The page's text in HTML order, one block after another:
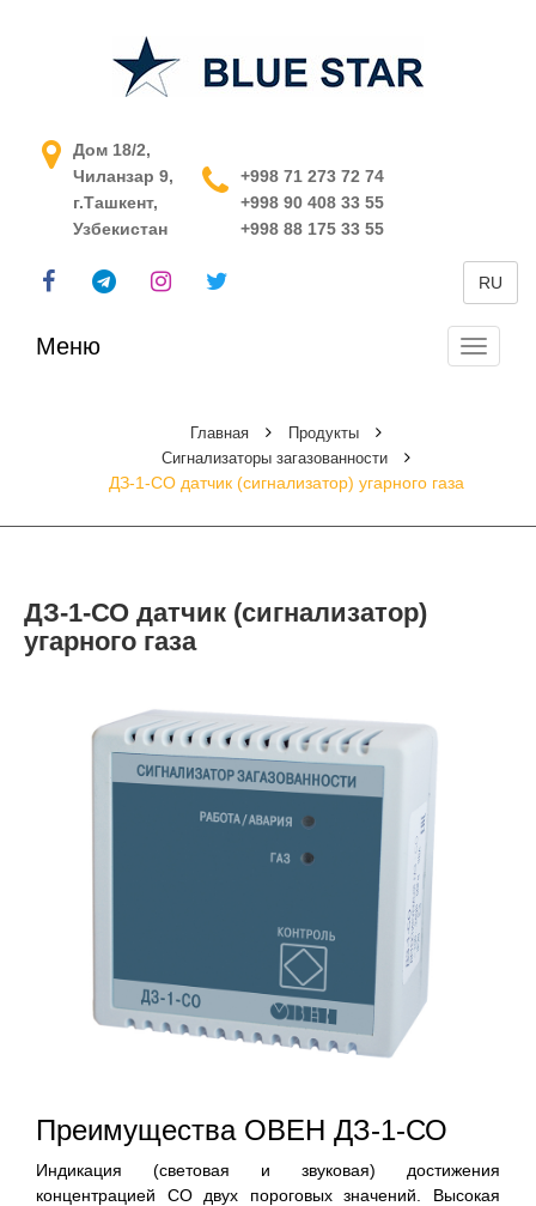
АСУ ТП в Узбекистане
Дом 18/2,
Чиланзар 9,
г.Ташкент,
Узбекистан
+998 71 273 72 74
+998 90 408 33 55
+998 88 175 33 55
RU
Меню
Главная
Продукты
Сигнализаторы загазованности
ДЗ-1-СО датчик (сигнализатор) угарного газа
ДЗ-1-СО датчик (сигнализатор)
угарного газа
Преимущества ОВЕН ДЗ-1-СО
Индикация (световая и звуковая) достижения
концентрацией СО двух пороговых значений. Высокая